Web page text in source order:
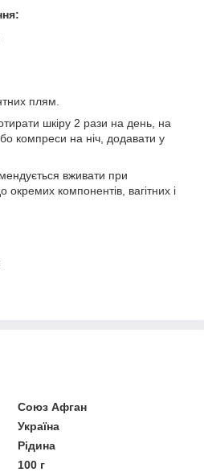
плям.
шкіру 2 рази на день, на
компреси на ніч, додавати у
вживати при
окремих компонентів, вагітних і
Союз Афган
Україна
Рідина
100 г